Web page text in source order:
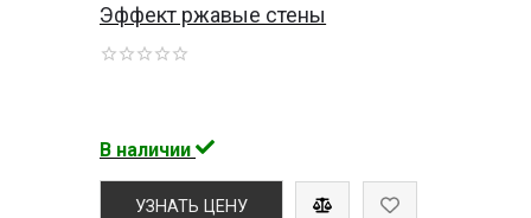
Эффект ржавые стены
В наличии
УЗНАТЬ ЦЕНУ